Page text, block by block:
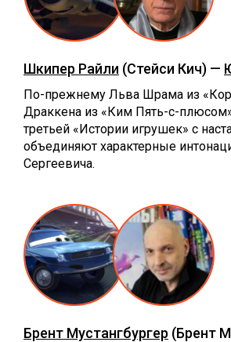
Шкипер Райли (Стейси Кич) —
По-прежнему Льва Шрама из
Драккена из «Ким Пять-с-
третьей «Истории игрушек» с
объединяют характерные
Сергеевича.
Брент Мустангбургер (Брент